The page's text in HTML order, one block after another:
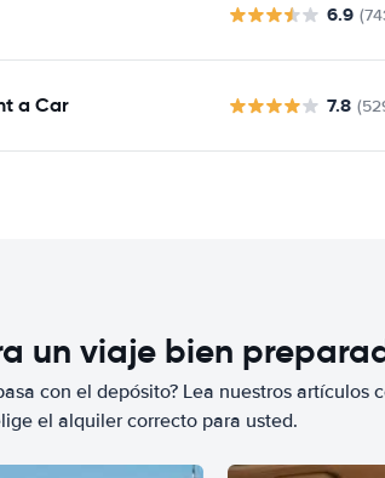
6.9
a Car 7.8
un viaje bien
con el depósito? Lea nuestros artículos
el alquiler correcto para usted.